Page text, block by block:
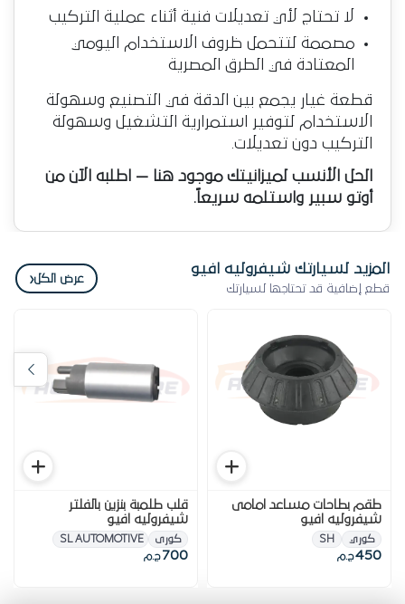
لا تحتاج لأي تعديلات فنية أثناء عملية التركيب
مصممة لتتحمل ظروف الاستخدام اليومي
المعتادة في الطرق المصرية
قطعة غيار يجمع بين الدقة في التصنيع وسهولة
الاستخدام لتوفير استمرارية التشغيل وسهولة
التركيب دون تعديلات.
الحل الأنسب لميزانيتك موجود هنا — اطلبه الآن من
أوتو سبير واستلمه سريعاً.
المزيد لسيارتك شيفروليه افيو
قطع إضافية قد تحتاجها لسيارتك
عرض الكل‹
طقم بطاحات مساعد امامى
شيفروليه افيو
كوري SH
450ج.م
قلب طلمبة بنزين بالفلتر
شيفروليه افيو
كورى
SL AUTOMOTIVE PARTS
700 ج.م